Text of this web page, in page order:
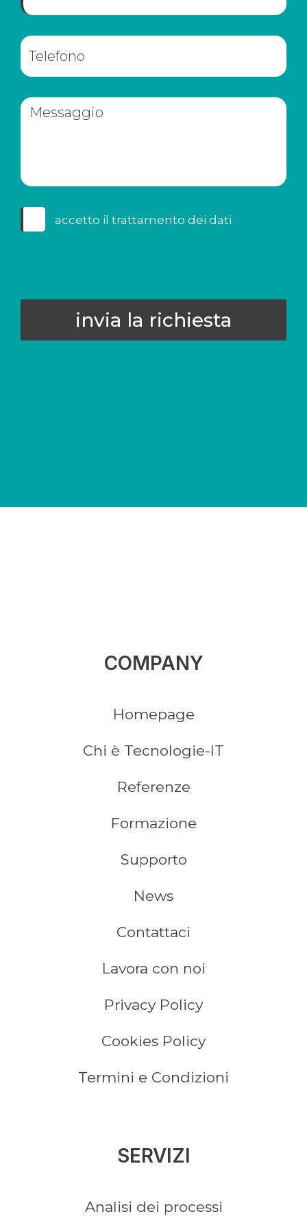
accetto il trattamento dei dati
invia la richiesta
COMPANY
Homepage
Chi è Tecnologie-IT
Referenze
Formazione
Supporto
News
Contattaci
Lavora con noi
Privacy Policy
Cookies Policy
Termini e Condizioni
SERVIZI
Analisi dei processi